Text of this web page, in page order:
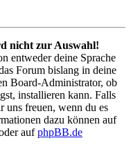
nicht zur Auswahl!
entweder deine Sprache
Forum bislang in deine
Board-Administrator, ob
installieren kann. Falls
uns freuen, wenn du es
dazu können auf
aufphpBB.de